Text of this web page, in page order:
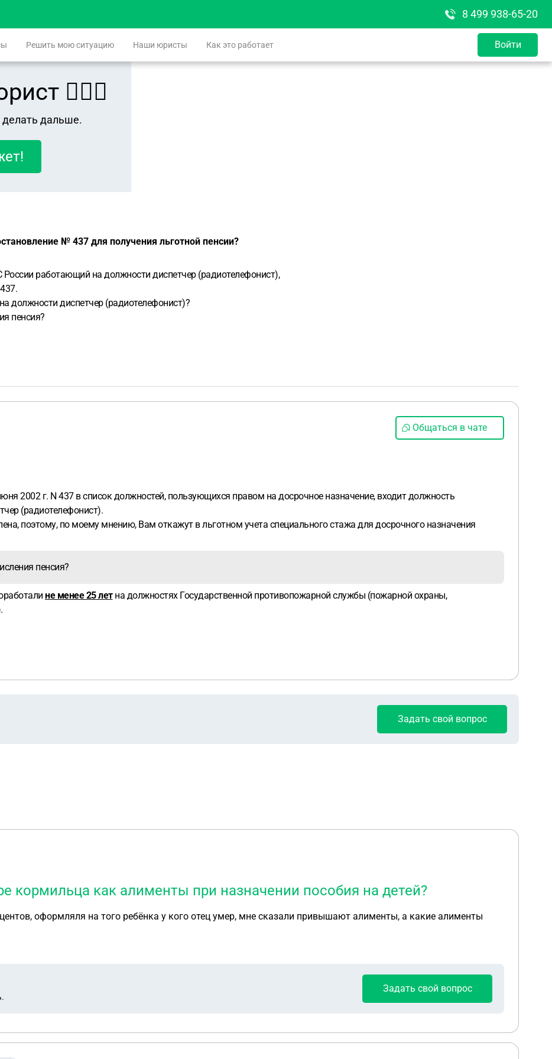
8 499 938-65-20
Решить мою ситуацию Наши юристы Как это работает Войти
👨🏻‍⚖️
дальше.
№ 437 для получения льготной пенсии?
работающий на должности диспетчер (радиотелефонист),
должности диспетчер (радиотелефонист)?
пенсия?
Общаться в чате
2002 г. N 437 в список должностей, пользующихся правом на досрочное назначение, входит должность
(радиотелефонист).
поэтому, по моему мнению, Вам откажут в льготном учета специального стажа для досрочного назначения
пенсия?
не менее 25 летна должностях Государственной противопожарной службы (пожарной охраны,
Задать свой вопрос
кормильца как алименты при назначении пособия на детей?
оформляля на того ребëнка у кого отец умер, мне сказали привышают алименты, а какие алименты
Задать свой вопрос